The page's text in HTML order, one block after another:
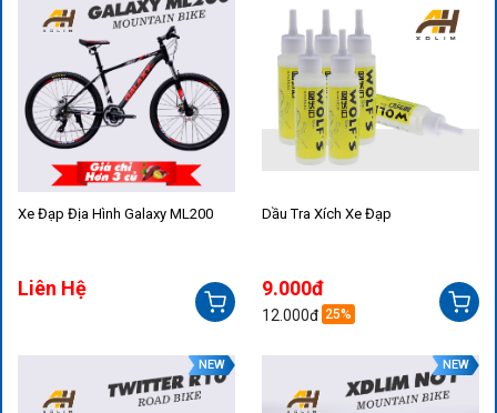
Xe Đạp Địa Hình Galaxy ML200
Liên Hệ
Dầu Tra Xích Xe Đạp
9.000đ
12.000đ 25%
NEW NEW